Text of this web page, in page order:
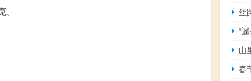
“
山
春